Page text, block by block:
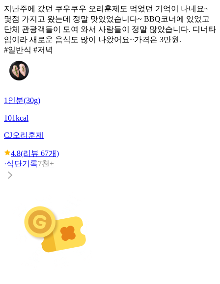
지난주에 갔던 쿠우쿠우 오리훈제도 먹었던 기억이 나네요~
몇점 가지고 왔는데 정말 맛있었습니다~ BBQ코너에 있었고
단체 관광객들이 모여 와서 사람들이 정말 많았습니다. 디너타
임이라 새로운 음식도 많이 나왔어요~가격은 3만원.
#일반식 #저녁
1인분(30g)
101kcal
CJ오리훈제
4.8(리뷰 67개)
·식단기록7천+